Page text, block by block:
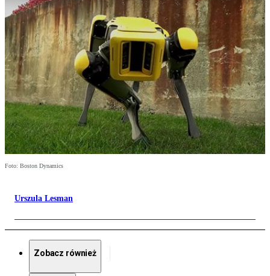
Foto: Boston Dynamics
Urszula Lesman
Zobacz również